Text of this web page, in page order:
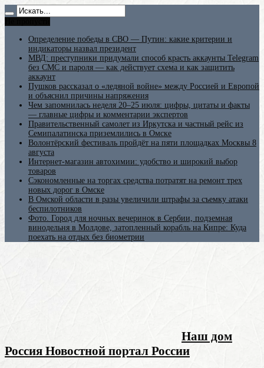
Определение победы в СВО — Путин: какие критерии и
индикаторы назвал президент
МВД: преступники придумали способ красть аккаунты Telegram
без СМС и пароля — как действует схема и как защитить
аккаунт
Пушков рассказал о «ледяной войне» между Россией и Европой
и объяснил причины напряжения
Чем запомнилась неделя 20–25 июля: цифры, цитаты и факты
— главные цифры и комментарии экспертов
Правительственный самолет из Иркутска и частный рейс из
Семипалатинска приземлились в Омске
Волонтёрский фестиваль пройдёт на пяти площадках Москвы 8
августа
Интернет-магазин автохимии: удобство и широкий выбор
товаров
Сэкономленные на торгах средства потратят на ремонт трех
новых дорог в Омске
В Омской области в разы увеличили штрафы за съемку атаки
беспилотников
Фото. Город для ночных вечеринок в Сербии, подземная
винодельня в Молдове, затопленный корабль на Кипре: Куда
поехать на отдых без биометрии
Наш дом
Россия Новостной портал России